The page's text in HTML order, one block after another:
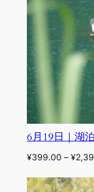
6月19日｜湖
¥399.00 – ¥